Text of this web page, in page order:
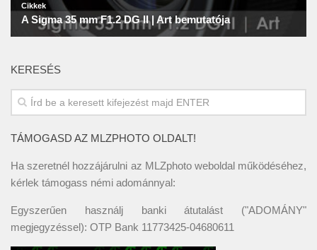
KERESÉS
TÁMOGASD AZ MLZPHOTO OLDALT!
Ha szeretnél hozzájárulni az MLZphoto weboldal működéséhez,
kérlek támogass némi adománnyal:
Egyszerűen használj banki átutalást ("ADOMÁNY"
megjegyzéssel): OTP Bank 11773425-04680611